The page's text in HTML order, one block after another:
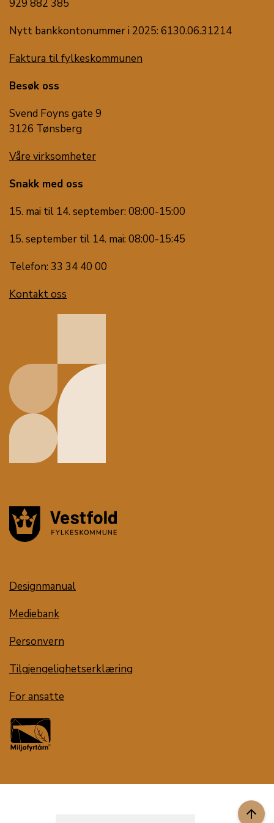
arrow_upward
929 882 385
Nytt bankkontonummer i 2025: 6130.06.31214
Faktura til fylkeskommunen
Besøk oss
Svend Foyns gate 9
3126 Tønsberg
Våre virksomheter
Snakk med oss
15. mai til 14. september: 08:00-15:00
15. september til 14. mai: 08:00-15:45
Telefon: 33 34 40 00
Kontakt oss
Designmanual
Mediebank
Personvern
Tilgjengelighetserklæring
For ansatte